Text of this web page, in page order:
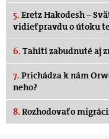
5. Eretz Hakodesh –
vidieť pravdu o útoku
6. Tahiti zabudnuté aj
7. Prichádza k nám
neho?
8. Rozhodovať o